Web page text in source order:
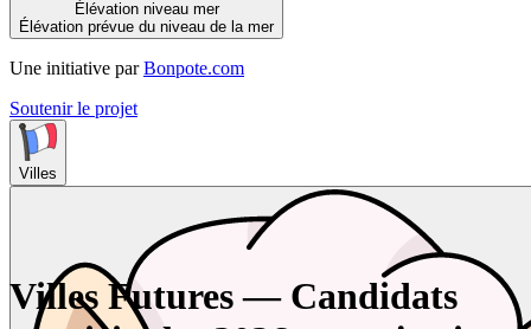
Élévation niveau mer
Élévation prévue du niveau de la mer
Une initiative par Bonpote.com
Soutenir le projet
Villes
Villes Futures — Candidats